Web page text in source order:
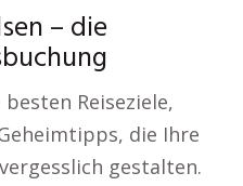
– die
Reiseziele,
die Ihre
gestalten.